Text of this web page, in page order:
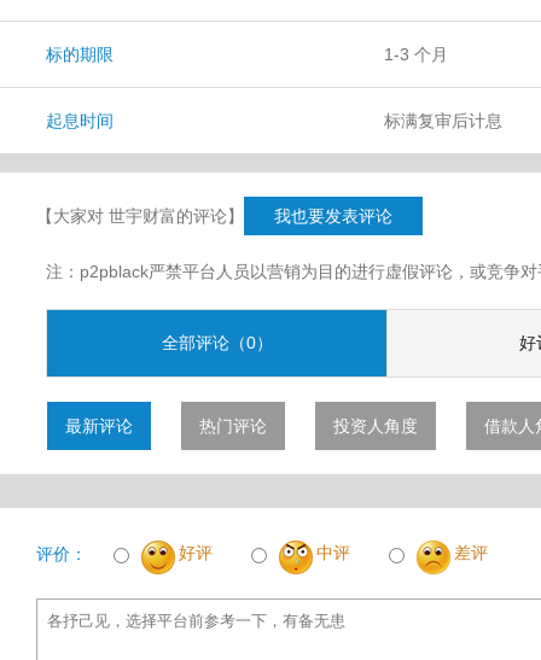
标的期限 1-3 个月
起息时间 标满复审后计息
【大家对 世宇财富的评论】 我也要发表评论
注：p2pblack严禁平台人员以营销为目的进行虚假评论，或竞争
全部评论（0） 好
最新评论 热门评论 投资人角度 借款人
评价： 好评 中评 差评